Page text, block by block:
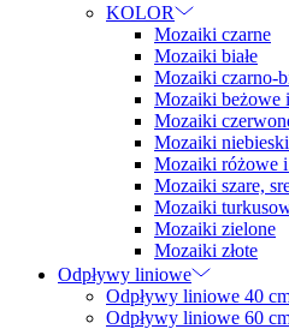
KOLOR
Mozaiki czarne
Mozaiki białe
Mozaiki czarno-
Mozaiki beżowe
Mozaiki
Mozaiki
Mozaiki różowe
Mozaiki szare,
Mozaiki
Mozaiki zielone
Mozaiki złote
Odpływy liniowe
Odpływy liniowe 40
Odpływy liniowe 60